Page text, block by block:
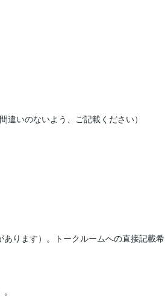
いのないよう、ご記載ください）
ります）。トークルームへの直接記載希